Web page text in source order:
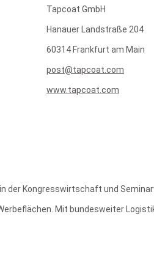
Tapcoat GmbH
Hanauer Landstraße 204
60314 Frankfurt am Main
post@tapcoat.com
www.tapcoat.com
der Kongresswirtschaft und
Mit bundesweiter